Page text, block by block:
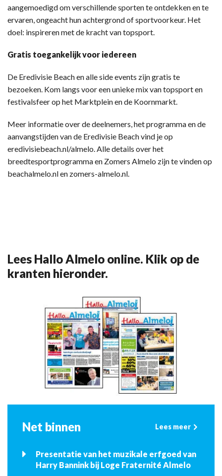
aangemoedigd om verschillende sporten te ontdekken en te
ervaren, ongeacht hun achtergrond of sportvoorkeur. Het
doel: inspireren met de kracht van topsport.
Gratis toegankelijk voor iedereen
De Eredivisie Beach en alle side events zijn gratis te
bezoeken. Kom langs voor een unieke mix van topsport en
festivalsfeer op het Marktplein en de Koornmarkt.
Meer informatie over de deelnemers, het programma en de
aanvangstijden van de Eredivisie Beach vind je op
eredivisiebeach.nl/almelo. Alle details over het
breedtesportprogramma en Zomers Almelo zijn te vinden op
beachalmelo.nl en zomers-almelo.nl.
Lees Hallo Almelo online. Klik op de
kranten hieronder.
Net binnen Lees meer
Presentatie van het muzikale erfgoed van
Harry Bannink bij Loge Fraternité Almelo